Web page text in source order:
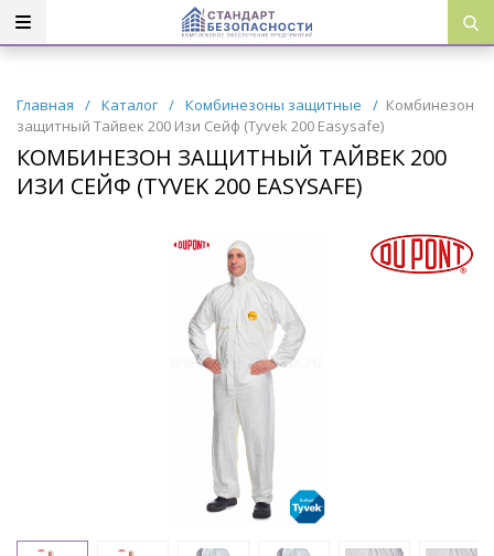
Главная / Каталог / Комбинезоны защитные / Комбинезон
защитный Тайвек 200 Изи Сейф (Tyvek 200 Easysafe)
КОМБИНЕЗОН ЗАЩИТНЫЙ ТАЙВЕК 200
ИЗИ СЕЙФ (TYVEK 200 EASYSAFE)